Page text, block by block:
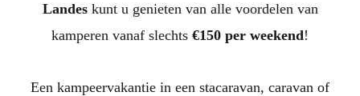
Landeskunt u genieten van alle voordelen van
kamperen vanaf slechts €150 per weekend!
Een kampeervakantie in een stacaravan, caravan of